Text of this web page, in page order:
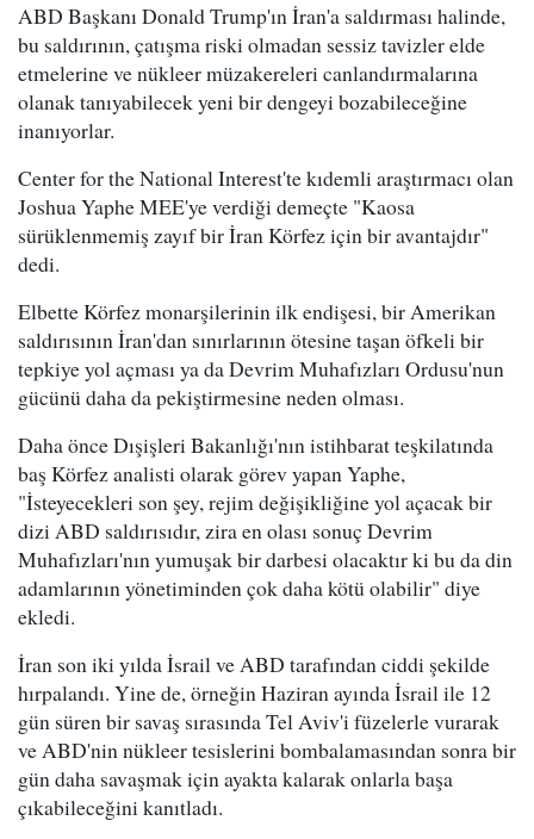
ABD Başkanı Donald Trump'ın İran'a saldırması halinde,
bu saldırının, çatışma riski olmadan sessiz tavizler elde
etmelerine ve nükleer müzakereleri canlandırmalarına
olanak tanıyabilecek yeni bir dengeyi bozabileceğine
inanıyorlar.
Center for the National Interest'te kıdemli araştırmacı olan
Joshua Yaphe MEE'ye verdiği demeçte "Kaosa
sürüklenmemiş zayıf bir İran Körfez için bir avantajdır"
dedi.
Elbette Körfez monarşilerinin ilk endişesi, bir Amerikan
saldırısının İran'dan sınırlarının ötesine taşan öfkeli bir
tepkiye yol açması ya da Devrim Muhafızları Ordusu'nun
gücünü daha da pekiştirmesine neden olması.
Daha önce Dışişleri Bakanlığı'nın istihbarat teşkilatında
baş Körfez analisti olarak görev yapan Yaphe,
"İsteyecekleri son şey, rejim değişikliğine yol açacak bir
dizi ABD saldırısıdır, zira en olası sonuç Devrim
Muhafızları'nın yumuşak bir darbesi olacaktır ki bu da din
adamlarının yönetiminden çok daha kötü olabilir" diye
ekledi.
İran son iki yılda İsrail ve ABD tarafından ciddi şekilde
hırpalandı. Yine de, örneğin Haziran ayında İsrail ile 12
gün süren bir savaş sırasında Tel Aviv'i füzelerle vurarak
ve ABD'nin nükleer tesislerini bombalamasından sonra bir
gün daha savaşmak için ayakta kalarak onlarla başa
çıkabileceğini kanıtladı.